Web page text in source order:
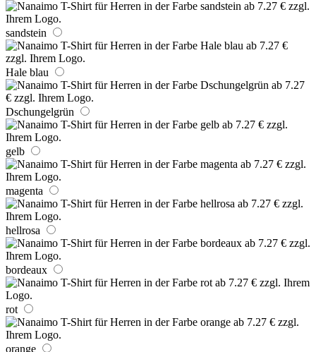
sandstein
Hale blau
Dschungelgrün
gelb
magenta
hellrosa
bordeaux
rot
orange